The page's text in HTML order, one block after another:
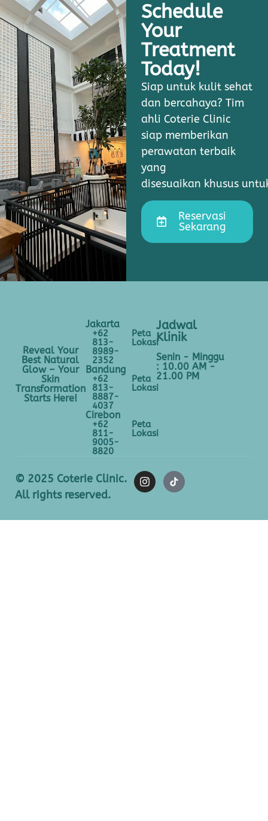
Schedule
Your
Treatment
Today!
Siap untuk kulit sehat
dan bercahaya? Tim
ahli Coterie Clinic
siap memberikan
perawatan terbaik
yang
disesuaikan khusus
Reservasi
Sekarang
Reveal Your
Best Natural
Glow – Your
Skin
Transformation
Starts Here!
Jakarta
+62
813-
8989-
2352
Peta
Lokasi
Bandung
+62
813-
8887-
4037
Peta
Lokasi
Cirebon
+62
811-
9005-
8820
Peta
Lokasi
Jadwal
Klinik
Senin - Minggu
: 10.00 AM -
21.00 PM
© 2025 Coterie Clinic.
All rights reserved.